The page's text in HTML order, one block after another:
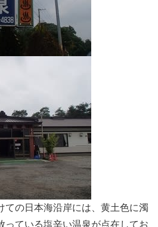
ての日本海沿岸には、黄土色に濁
っている塩辛い温泉が点在してお